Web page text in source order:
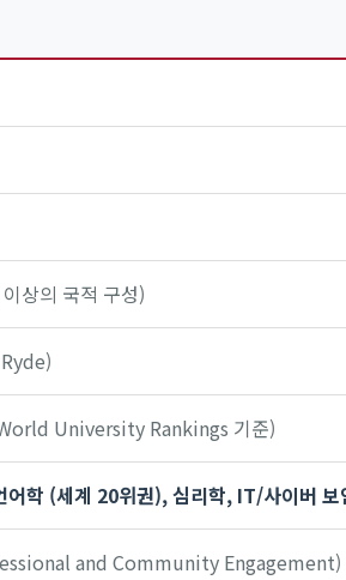
상의 국적 구성)
University Rankings 기준)
학 (세계 20위권), 심리학, IT/사이버 보
and Community Engagement)